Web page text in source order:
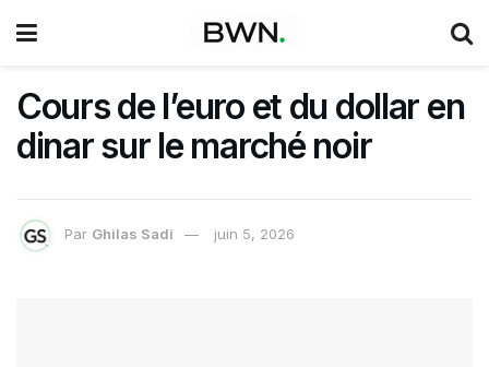
Cours de l’euro et du dollar en
dinar sur le marché noir
Par Ghilas Sadi juin 5, 2026